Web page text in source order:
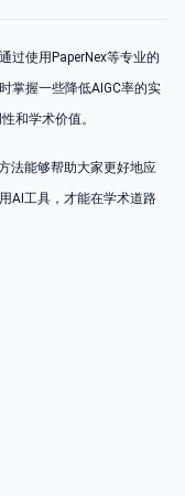
过使用PaperNex等专业的
掌握一些降低AIGC率的实
和学术价值。
法能够帮助大家更好地应
AI工具，才能在学术道路